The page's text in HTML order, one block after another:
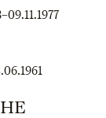
–09.11.1977